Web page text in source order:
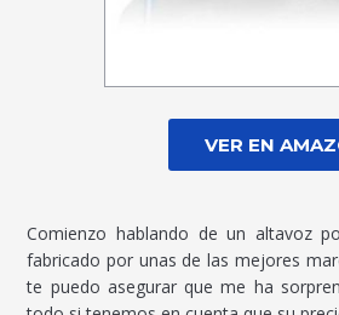
VER EN
Comienzo hablando de un altavoz
fabricado por unas de las mejores
te puedo asegurar que me ha